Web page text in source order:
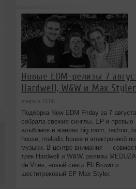
Новые EDM-релизы 7
Hardwell, W&W и Max Styler
вчера в 13:08
Подборка New EDM Friday за 7 августа
собрала свежие синглы, EP и превью
альбомов в жанрах big room, techno,
house, melodic house и электронной
музыки. В центре внимания —
трек Hardwell и W&W, релизы
de Vries, новый сингл Eli Brown и
шеститрековый EP Max Styler.